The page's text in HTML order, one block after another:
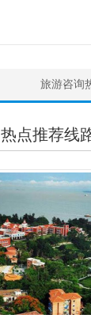
旅游咨询
热点推荐线